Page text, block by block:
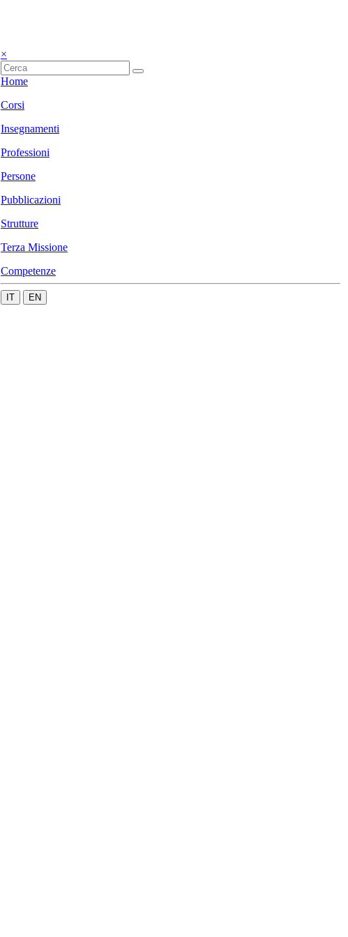
×
Home
Corsi
Insegnamenti
Professioni
Persone
Pubblicazioni
Strutture
Terza Missione
Competenze
IT EN